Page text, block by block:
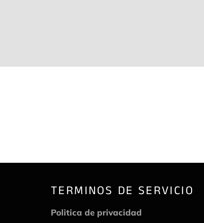
TERMINOS DE SERVICIO
Politica de privacidad